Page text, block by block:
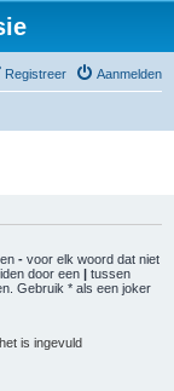
Aanmelden
Registreer
- voor elk woord dat niet
door een | tussen
Gebruik * als een joker
is ingevuld